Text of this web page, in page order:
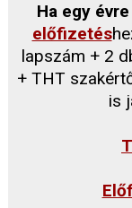
Ha egy
előfizetés
lapszám + 2
+ THT
is